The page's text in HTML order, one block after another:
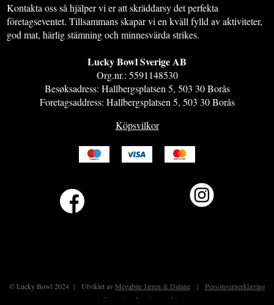
Kontakta oss så hjälper vi er att skräddarsy det perfekta
företagseventet. Tillsammans skapar vi en kväll fylld av aktiviteter,
god mat, härlig stämning och minnesvärda strikes.
Lucky Bowl Sverige AB​
Org.nr.: 5591148530​
Besøksadress: Hallbergsplatsen 5, 503 30 Borås​
Foretagsaddress: Hallbergsplatsen 5, 503 30 Borås
Köpsvilkor
© Lucky Bowl 2024 | Utviklet avMegabite Jæren & Dalane| Personvernerklæring
informasjonskapsler (cookies)